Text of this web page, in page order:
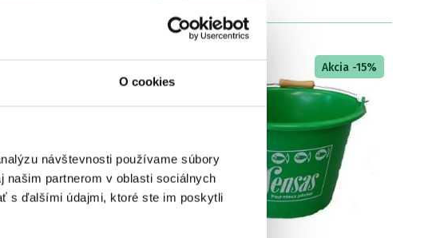
O cookies
návštevnosti používame súbory
našim partnerom v oblasti sociálnych
s ďalšími údajmi, ktoré ste im poskytli
Akcia -15%